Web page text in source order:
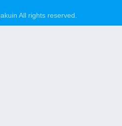
All rights reserved.